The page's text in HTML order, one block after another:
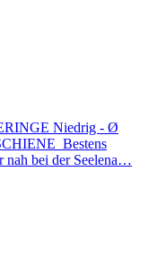
Niedrig - Ø
Bestens
nah bei der Seelena…